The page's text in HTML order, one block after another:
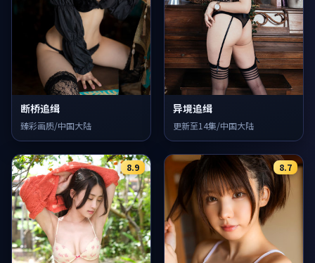
断桥追缉
臻彩画质/中国大陆
异境追缉
更新至14集/中国大陆
8.9 8.7